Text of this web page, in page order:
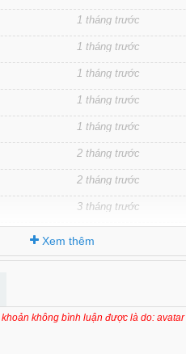
1 tháng trước
1 tháng trước
1 tháng trước
1 tháng trước
1 tháng trước
2 tháng trước
2 tháng trước
3 tháng trước
3 tháng trước
3 tháng trước
Xem thêm
không bình luận được là do: